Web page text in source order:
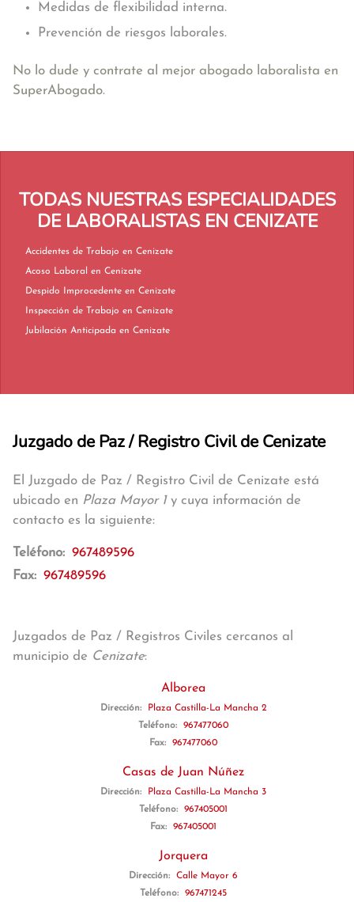
Medidas de flexibilidad interna.
Prevención de riesgos laborales.
No lo dude y contrate al mejor abogado laboralista en
SuperAbogado.
TODAS NUESTRAS ESPECIALIDADES
DE LABORALISTAS EN CENIZATE
Accidentes de Trabajo en Cenizate
Acoso Laboral en Cenizate
Despido Improcedente en Cenizate
Inspección de Trabajo en Cenizate
Jubilación Anticipada en Cenizate
Juzgado de Paz / Registro Civil de Cenizate
El Juzgado de Paz / Registro Civil de Cenizate está
ubicado en Plaza Mayor 1y cuya información de
contacto es la siguiente:
Teléfono: 967489596
Fax: 967489596
Juzgados de Paz / Registros Civiles cercanos al
municipio de Cenizate:
Alborea
Dirección:
Plaza Castilla-La Mancha 2
Teléfono:
967477060
Fax:
967477060
Casas de Juan Núñez
Dirección:
Plaza Castilla-La Mancha 3
Teléfono:
967405001
Fax:
967405001
Jorquera
Dirección:
Calle Mayor 6
Teléfono:
967471245